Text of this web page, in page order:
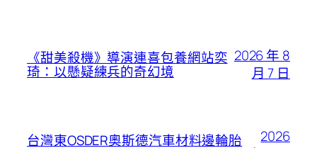
《甜美殺機》導演連喜包養網站奕
琦：以懸疑練兵的奇幻境
2026 年 8
月 7 日
台灣東OSDER奧斯德汽車材料邊輪胎
2026